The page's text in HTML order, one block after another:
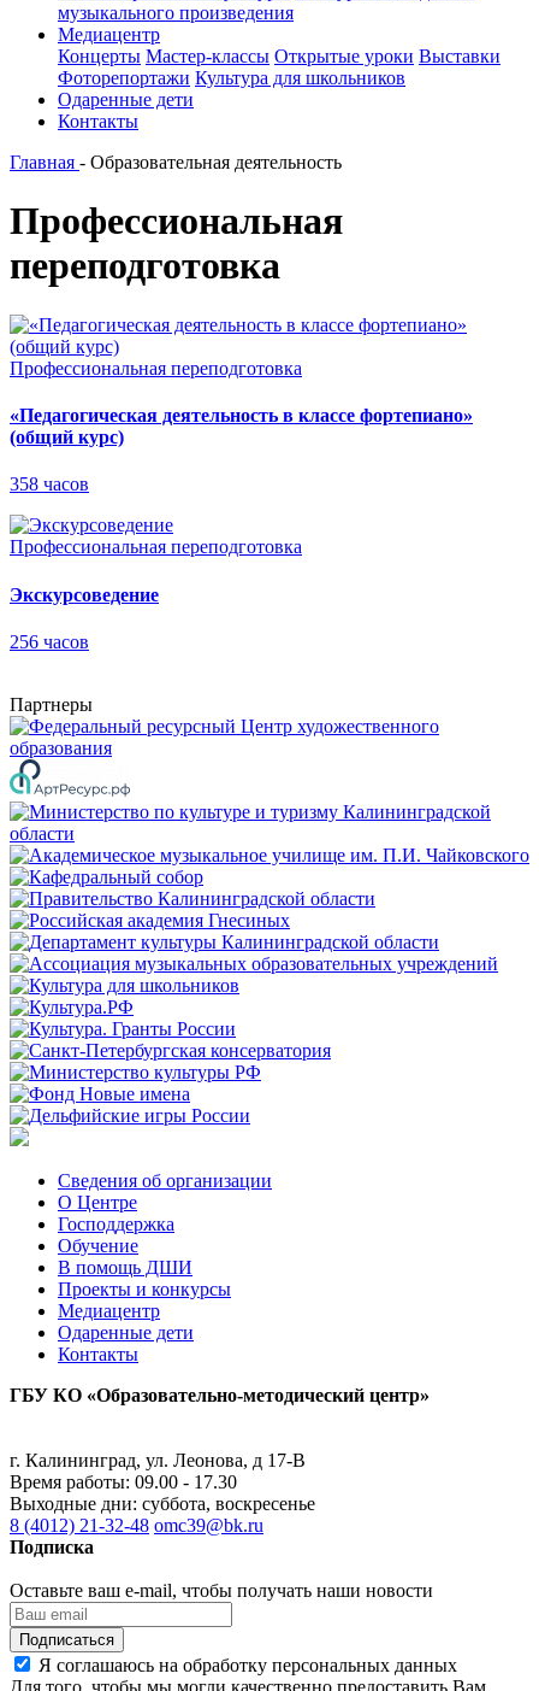
музыкального произведения
Медиацентр
Концерты Мастер-классы Открытые уроки Выставки
Фоторепортажи Культура для школьников
Одаренные дети
Контакты
Главная - Образовательная деятельность
Профессиональная
переподготовка
Профессиональная переподготовка
«Педагогическая деятельность в классе фортепиано»
(общий курс)
358 часов
Профессиональная переподготовка
Экскурсоведение
256 часов
Партнеры
Сведения об организации
О Центре
Господдержка
Обучение
В помощь ДШИ
Проекты и конкурсы
Медиацентр
Одаренные дети
Контакты
ГБУ КО «Образовательно-методический центр»
г. Калининград, ул. Леонова, д 17-В
Время работы: 09.00 - 17.30
Выходные дни: суббота, воскресенье
8 (4012) 21-32-48 omc39@bk.ru
Подписка
Оставьте ваш e-mail, чтобы получать наши новости
Подписаться
Я соглашаюсь на обработку персональных данных
Для того, чтобы мы могли качественно предоставить Вам